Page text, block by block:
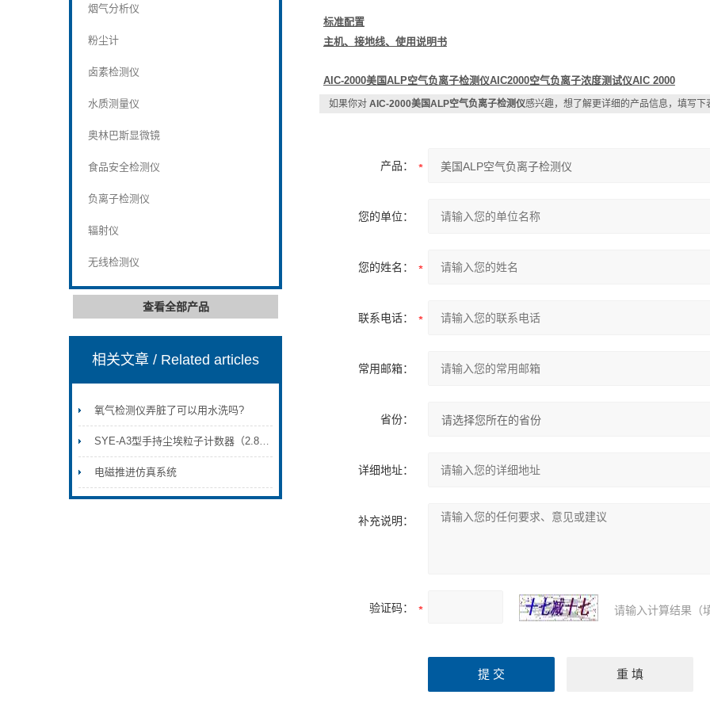
烟气分析仪
粉尘计
卤素检测仪
水质测量仪
奥林巴斯显微镜
食品安全检测仪
负离子检测仪
辐射仪
无线检测仪
查看全部产品
相关文章/ Related articles
氧气检测仪弄脏了可以用水洗吗?
SYE-A3型手持尘埃粒子计数器（2.83L直流）
电磁推进仿真系统
标准配置
主机、接地线、使用说明书
AIC-2000美国ALP空气负离子检测仪AIC2000空气负离子浓度测试仪AIC 2000
如果你对 AIC-2000美国ALP空气负离子检测仪感兴趣，想了解更详细的产品信息，填写下
产品：
您的单位：
您的姓名：
联系电话：
常用邮箱：
省份：
详细地址：
补充说明：
验证码： 请输入计算结果（